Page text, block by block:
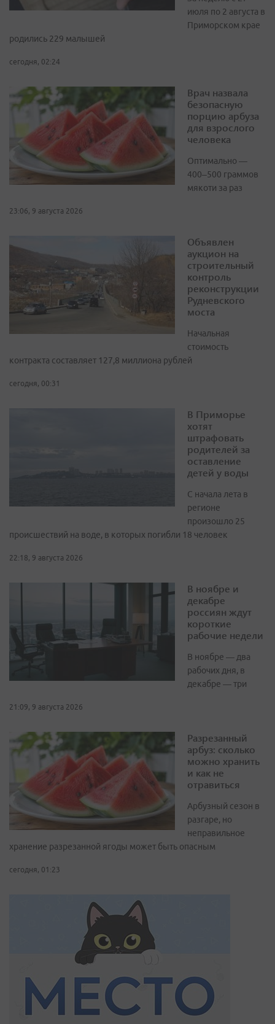
июля по 2 августа в
Приморском крае
родились 229 малышей
сегодня, 02:24
Врач назвала
безопасную
порцию арбуза
для взрослого
человека
Оптимально —
400–500 граммов
мякоти за раз
23:06, 9 августа 2026
Объявлен
аукцион на
строительный
контроль
реконструкции
Рудневского
моста
Начальная
стоимость
контракта составляет 127,8 миллиона рублей
сегодня, 00:31
В Приморье
хотят
штрафовать
родителей за
оставление
детей у воды
С начала лета в
регионе
произошло 25
происшествий на воде, в которых погибли 18 человек
22:18, 9 августа 2026
В ноябре и
декабре
россиян ждут
короткие
рабочие недели
В ноябре — два
рабочих дня, в
декабре — три
21:09, 9 августа 2026
Разрезанный
арбуз: сколько
можно хранить
и как не
отравиться
Арбузный сезон в
разгаре, но
неправильное
хранение разрезанной ягоды может быть опасным
сегодня, 01:23